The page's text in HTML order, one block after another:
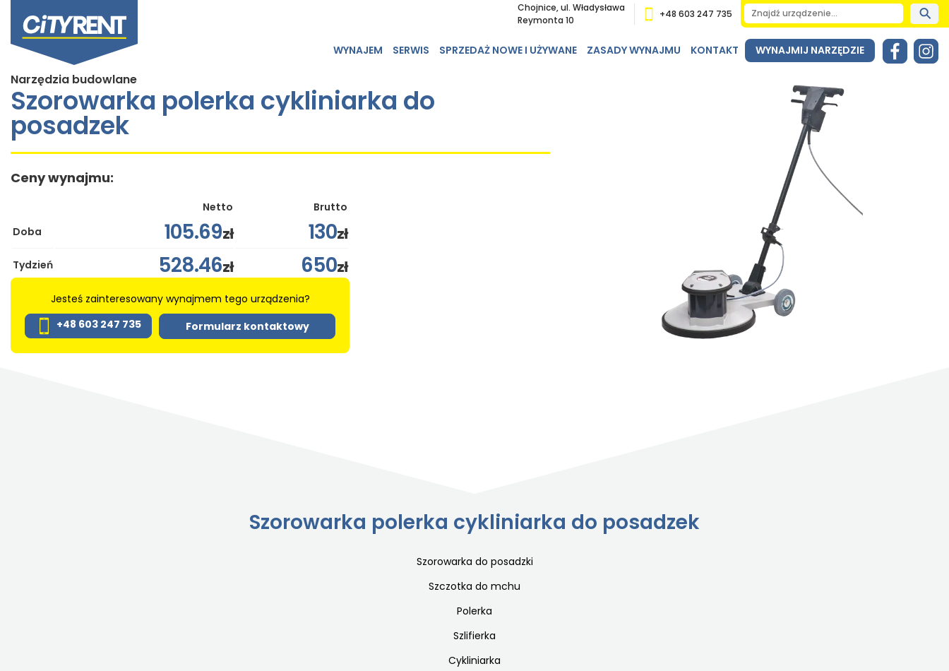
Chojnice, ul. Władysława
Reymonta 10
+48 603 247 735
WYNAJEM SERWIS SPRZEDAŻ NOWE I UŻYWANE ZASADY WYNAJMU KONTAKT WYNAJMIJ NARZĘDZIE
Narzędzia budowlane
Szorowarka polerka cykliniarka do
posadzek
Ceny wynajmu:
Netto
Brutto
Doba
105.69zł 130zł
Tydzień 528.46zł 650zł
Jesteś zainteresowany wynajmem tego urządzenia?
+48 603 247 735
Formularz kontaktowy
Szorowarka polerka cykliniarka do posadzek
Szorowarka do posadzki
Szczotka do mchu
Polerka
Szlifierka
Cykliniarka